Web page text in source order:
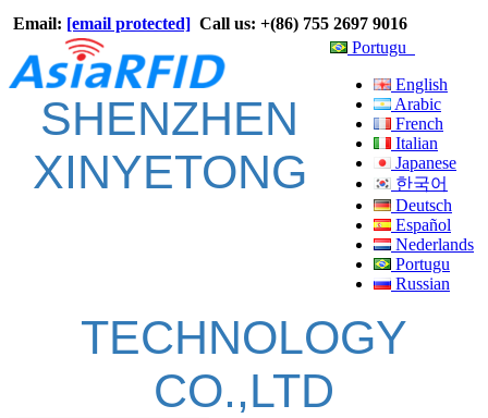
Email: [email protected] Call us: +(86) 755 2697 9016
Portugu
English
Arabic
French
Italian
Japanese
한국어
Deutsch
Español
Nederlands
Portugu
Russian
SHENZHEN
XINYETONG
TECHNOLOGY
CO.,LTD